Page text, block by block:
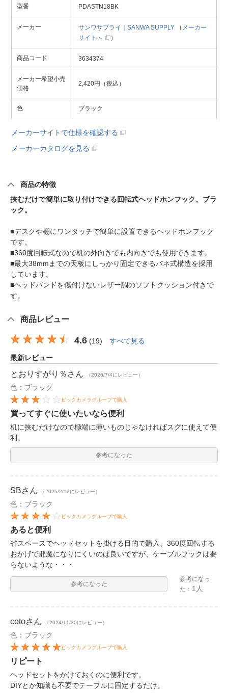
型番 PDASTN18BK
メーカー サンワサプライ｜SANWA SUPPLY （ メーカー
サイトへ
）
商品コード 3634374
メーカー希望小売
価格
2,420円（税込）
色 ブラック
メーカーサイトで仕様を確認する
メーカーカタログを見る
商品の特徴
挟むだけで簡単に取り付けできる回転式ヘッドホンフック。ブラ
ック。
■デスクや棚にワンタッチで簡単に設置できるヘッドホンフック
です。
■360度回転式なので机の外向きでも内向きでも使用できます。
■最大38mmまでの天板にしっかり固定できるバネ式構造を採用
しています。
■ヘッドバンドを傷付けないレザー調のソフトクッション付きで
す。
商品レビュー
4.6 (19) すべて見る
最新レビュー
とおりすがり％ さん （2026/7/4にレビュー）
色：ブラック
ビックカメラグループで購入
買ってすぐに使いたいなら便利
机に挟むだけなので極端に薄いものじゃなければスグに使えて便
利。
参考になった
SBさん （2025/2/13にレビュー）
色：ブラック
ビックカメラグループで購入
あると便利
省スペースでヘッドセットを掛ける目的で購入、360度回転する
おかげで邪魔になりにくいのは良いですが、ケーブルフックは要
らないような・・・
参考になった
参考になっ
た： 1人
cotoさん （2024/11/30にレビュー）
色：ブラック
ビックカメラグループで購入
リピート
ヘッドセットをかけておくのに便利です。
DIYとか知識も不要でテーブルに固定するだけ。